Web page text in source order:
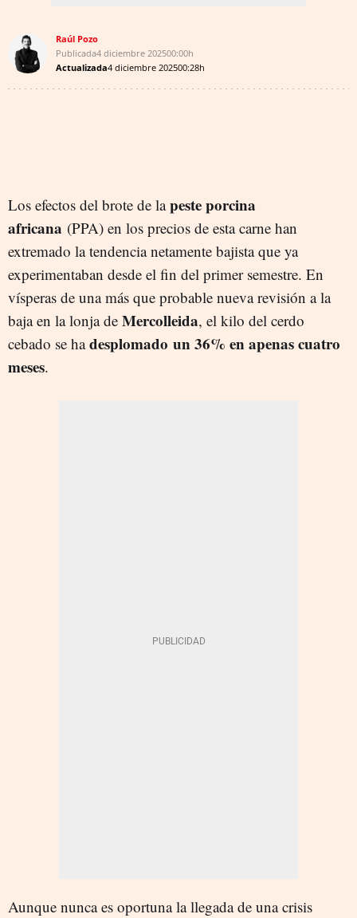
Raúl Pozo
Publicada4 diciembre 202500:00h
Actualizada4 diciembre 202500:28h
Los efectos del brote de lapeste porcina
africana (PPA) en los precios de esta carne han
extremado la tendencia netamente bajista que ya
experimentaban desde el fin del primer semestre. En
vísperas de una más que probable nueva revisión a la
baja en la lonja de Mercolleida, el kilo del cerdo
cebado se hadesplomado un 36% en apenas cuatro
meses.
Aunque nunca es oportuna la llegada de una crisis